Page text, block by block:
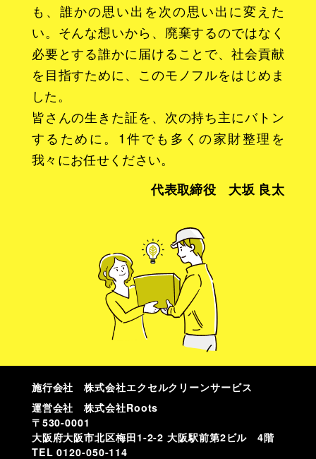
も、誰かの思い出を次の思い出に変えた
い。そんな想いから、廃棄するのではなく
必要とする誰かに届けることで、社会貢献
を目指すために、このモノフルをはじめま
した。
皆さんの生きた証を、次の持ち主にバトン
するために。1件でも多くの家財整理を
我々にお任せください。
代表取締役 大坂 良太
施行会社 株式会社エクセルクリーンサービス
運営会社 株式会社Roots
〒530-0001
大阪府大阪市北区梅田1-2-2 大阪駅前第2ビル 4階
TEL0120-050-114